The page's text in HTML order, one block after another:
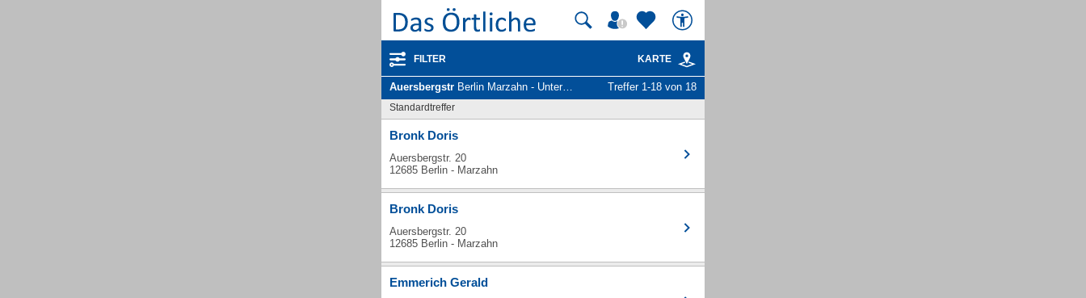
FILTER KARTE
Auersbergstr Berlin Marzahn - Unternehmen und Personen Treffer 1-18 von 18
Standardtreffer
Bronk Doris
Auersbergstr. 20
12685 Berlin - Marzahn
Bronk Doris
Auersbergstr. 20
12685 Berlin - Marzahn
Emmerich Gerald